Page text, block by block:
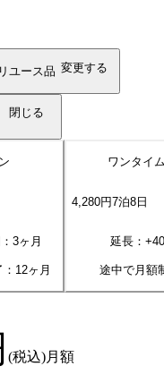
ユース品 変更する
閉じる
3ヶ月
12ヶ月
ワンタイ
4,280円7泊8日
延長：+
途中で月額
(税込)月額